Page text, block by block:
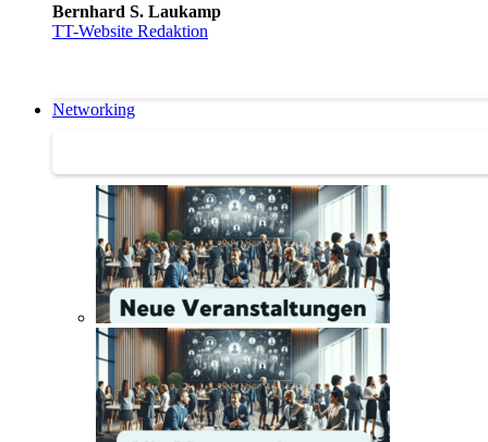
Bernhard S. Laukamp
TT-Website Redaktion
Networking